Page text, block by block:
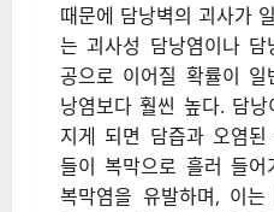
때문에 담낭벽의 괴사가
는 괴사성 담낭염이나 담
공으로 이어질 확률이 일
낭염보다 훨씬 높다. 담낭
지게 되면 담즙과 오염된
들이 복막으로 흘러 들어
복막염을 유발하며, 이는